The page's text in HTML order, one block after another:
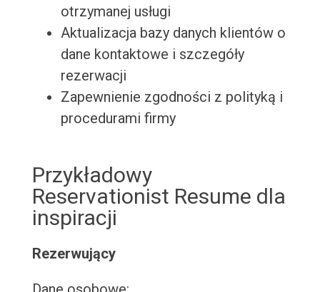
otrzymanej usługi
Aktualizacja bazy danych klientów o
dane kontaktowe i szczegóły
rezerwacji
Zapewnienie zgodności z polityką i
procedurami firmy
Przykładowy
Reservationist Resume dla
inspiracji
Rezerwujący